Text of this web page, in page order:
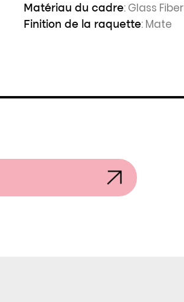
Matériau du cadre: Glass Fiber
Finition de la raquette: Mate